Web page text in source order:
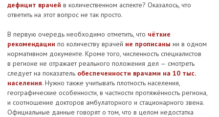
дефицит врачей в количественном аспекте? Оказалось, что
ответить на этот вопрос не так просто.
В первую очередь необходимо отметить, что чёткие
рекомендации по количеству врачей не прописаны ни в одном
нормативном документе. Кроме того, численность специалистов
в регионе не отражает реального положения дел — смотреть
следует на показатель обеспеченности врачами на 10 тыс.
населения. Нужно также учитывать плотность населения,
географические особенности, в частности протяжённость региона,
и соотношение докторов амбулаторного и стационарного звена.
Официальные данные говорят о том, что в целом недостатка